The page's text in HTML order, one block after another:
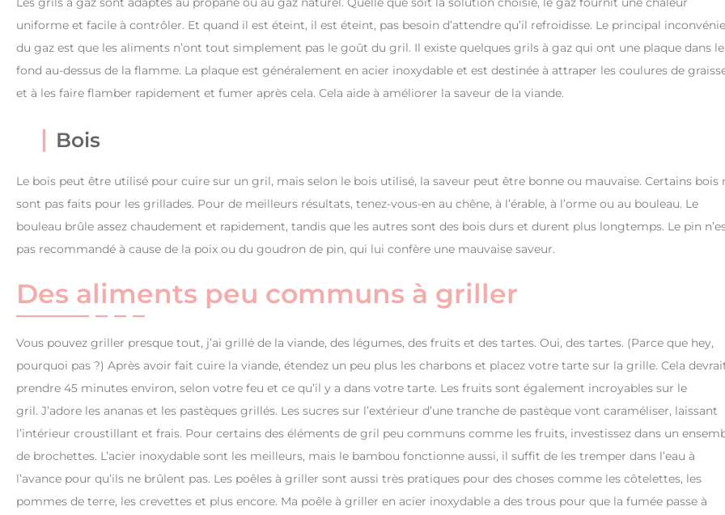
uniforme et facile à contrôler. Et quand il est éteint, il est éteint, pas besoin d’attendre qu’il refroidisse. Le principal
du gaz est que les aliments n’ont tout simplement pas le goût du gril. Il existe quelques grils à gaz qui ont une plaque dans le
fond au-dessus de la flamme. La plaque est généralement en acier inoxydable et est destinée à attraper les coulures de
et à les faire flamber rapidement et fumer après cela. Cela aide à améliorer la saveur de la viande.
Bois
Le bois peut être utilisé pour cuire sur un gril, mais selon le bois utilisé, la saveur peut être bonne ou mauvaise. Certains bois
sont pas faits pour les grillades. Pour de meilleurs résultats, tenez-vous-en au chêne, à l’érable, à l’orme ou au bouleau. Le
bouleau brûle assez chaudement et rapidement, tandis que les autres sont des bois durs et durent plus longtemps. Le pin
pas recommandé à cause de la poix ou du goudron de pin, qui lui confère une mauvaise saveur.
Des aliments peu communs à griller
Vous pouvez griller presque tout, j’ai grillé de la viande, des légumes, des fruits et des tartes. Oui, des tartes. (Parce que hey,
pourquoi pas ?) Après avoir fait cuire la viande, étendez un peu plus les charbons et placez votre tarte sur la grille. Cela
prendre 45 minutes environ, selon votre feu et ce qu’il y a dans votre tarte. Les fruits sont également incroyables sur le
gril. J’adore les ananas et les pastèques grillés. Les sucres sur l’extérieur d’une tranche de pastèque vont caraméliser, laissant
l’intérieur croustillant et frais. Pour certains des éléments de gril peu communs comme les fruits, investissez dans un
de brochettes. L’acier inoxydable sont les meilleurs, mais le bambou fonctionne aussi, il suffit de les tremper dans l’eau à
l’avance pour qu’ils ne brûlent pas. Les poêles à griller sont aussi très pratiques pour des choses comme les côtelettes, les
pommes de terre, les crevettes et plus encore. Ma poêle à griller en acier inoxydable a des trous pour que la fumée passe à